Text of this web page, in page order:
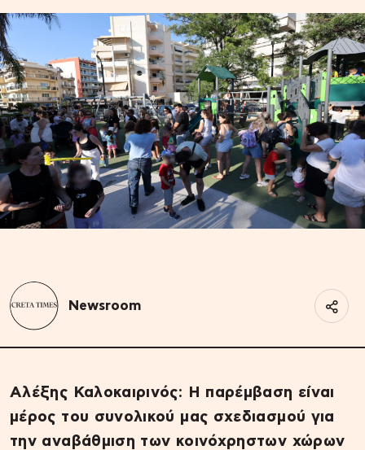
Newsroom
Αλέξης Καλοκαιρινός: Η παρέμβαση είναι
μέρος του συνολικού μας σχεδιασμού για
την αναβάθμιση των κοινόχρηστων χώρων